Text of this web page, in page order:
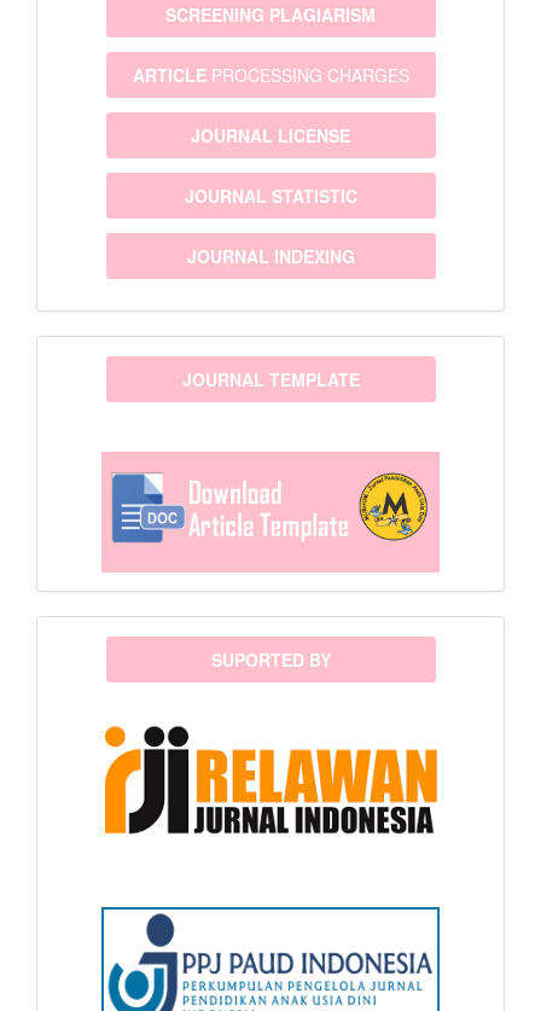
SCREENING PLAGIARISM
ARTICLEPROCESSING CHARGES
JOURNAL LICENSE
JOURNAL STATISTIC
JOURNAL INDEXING
templateJOURNAL TEMPLATE
sponsor SUPORTED BY